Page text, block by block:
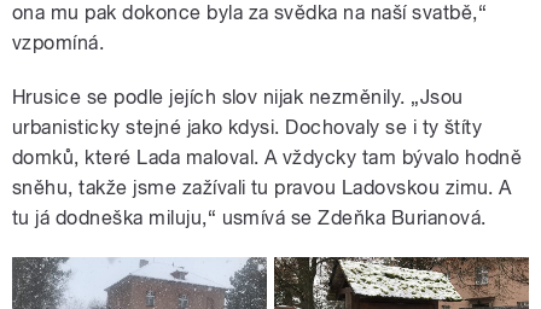
ona mu pak dokonce byla za svědka na naší svatbě,“
vzpomíná.
Hrusice se podle jejích slov nijak nezměnily. „Jsou
urbanisticky stejné jako kdysi. Dochovaly se i ty štíty
domků, které Lada maloval. A vždycky tam bývalo hodně
sněhu, takže jsme zažívali tu pravou Ladovskou zimu. A
tu já dodneška miluju,“ usmívá se Zdeňka Burianová.